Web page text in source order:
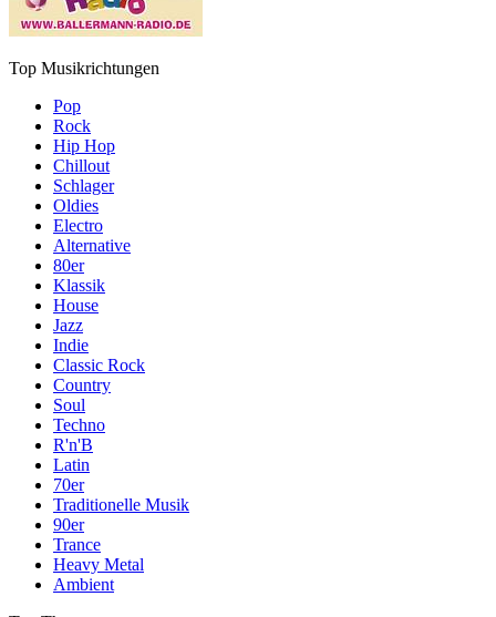
Top Musikrichtungen
Pop
Rock
Hip Hop
Chillout
Schlager
Oldies
Electro
Alternative
80er
Klassik
House
Jazz
Indie
Classic Rock
Country
Soul
Techno
R'n'B
Latin
70er
Traditionelle Musik
90er
Trance
Heavy Metal
Ambient